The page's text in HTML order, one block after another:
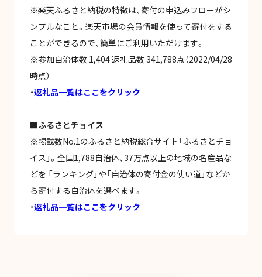
※楽天ふるさと納税の特徴は、寄付の申込みフローがシ
ンプルなこと。楽天市場の会員情報を使って寄付をする
ことができるので、簡単にご利用いただけます。
※参加自治体数 1,404 返礼品数 341,788点（2022/04/28
時点）
・返礼品一覧はここをクリック
■ふるさとチョイス
※掲載数No.1のふるさと納税総合サイト「ふるさとチョ
イス」。全国1,788自治体、37万点以上の地域の名産品な
どを 「ランキング」や「自治体の寄付金の使い道」などか
ら寄付する自治体を選べます。
・返礼品一覧はここをクリック